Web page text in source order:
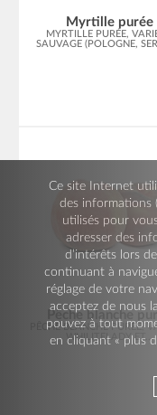
Ce site Internet
des informations
utilisés pour
adresser des
d’intérêts lors
continuant à
réglage de votre
acceptez de nous
pouvez à tout
en cliquant « plus
Myrtille purée
MYRTILLE PURÉE,
SAUVAGE (POLOGNE,
Pêche blanche
PÊCHE BLANCHE PURÉE,
WHILITELADY ET...